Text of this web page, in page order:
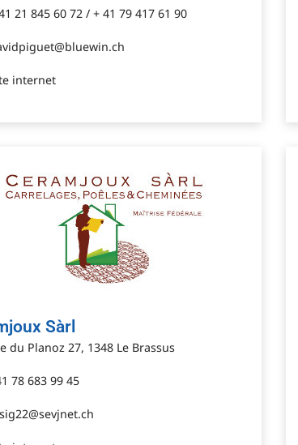
21 845 60 72 / + 41 79 417 61 90
internet
Sàrl
du Planoz 27, 1348 Le Brassus
78 683 99 45